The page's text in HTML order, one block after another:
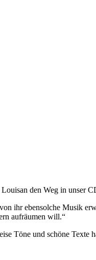
den Weg in unser
ihr ebensolche Musik
aufräumen will.“
Töne und schöne Texte